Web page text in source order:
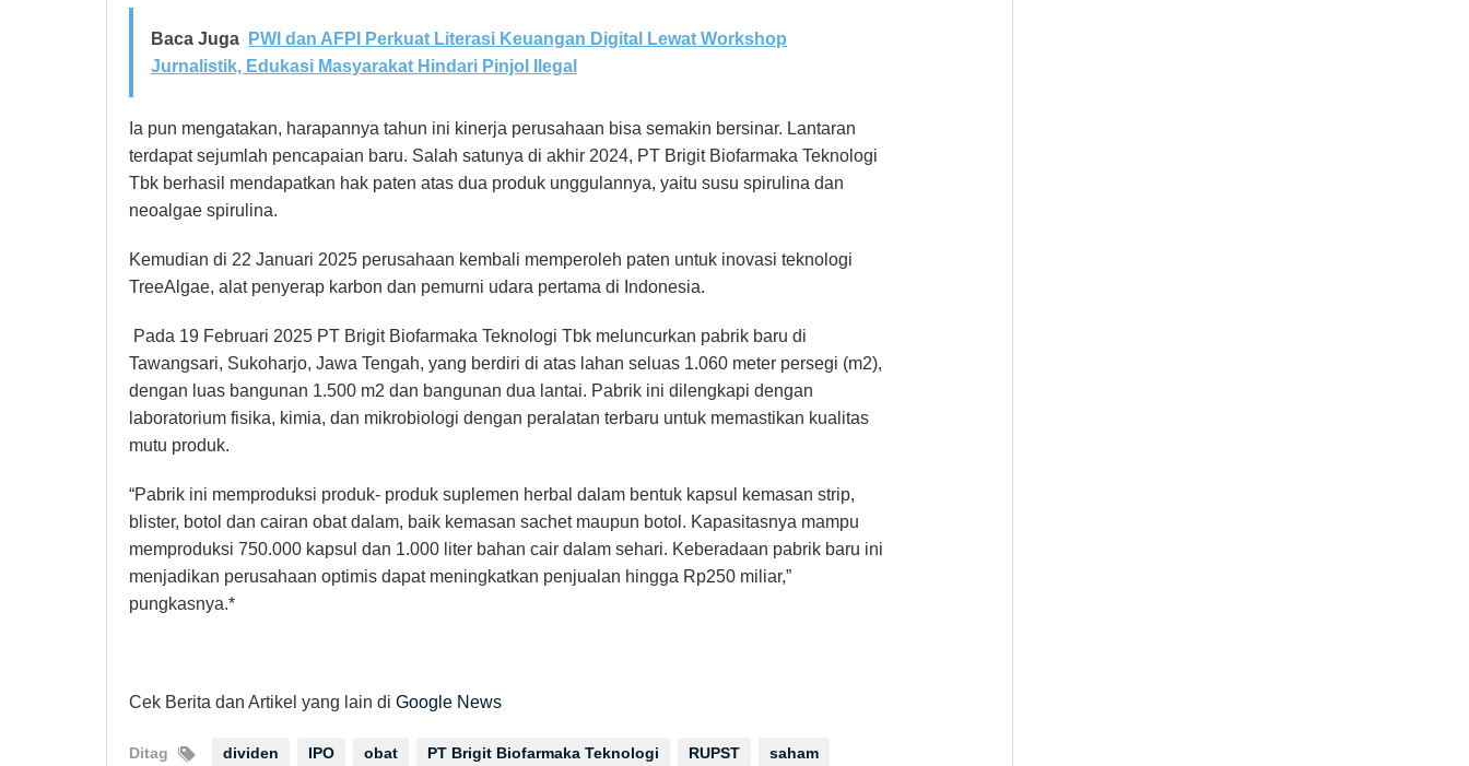
Baca Juga
PWI dan AFPI Perkuat Literasi Keuangan Digital Lewat Workshop
Jurnalistik, Edukasi Masyarakat Hindari Pinjol Ilegal
Ia pun mengatakan, harapannya tahun ini kinerja perusahaan bisa semakin bersinar. Lantaran
terdapat sejumlah pencapaian baru. Salah satunya di akhir 2024, PT Brigit Biofarmaka Teknologi
Tbk berhasil mendapatkan hak paten atas dua produk unggulannya, yaitu susu spirulina dan
neoalgae spirulina.
Kemudian di 22 Januari 2025 perusahaan kembali memperoleh paten untuk inovasi teknologi
TreeAlgae, alat penyerap karbon dan pemurni udara pertama di Indonesia.
Pada 19 Februari 2025 PT Brigit Biofarmaka Teknologi Tbk meluncurkan pabrik baru di
Tawangsari, Sukoharjo, Jawa Tengah, yang berdiri di atas lahan seluas 1.060 meter persegi (m2),
dengan luas bangunan 1.500 m2 dan bangunan dua lantai. Pabrik ini dilengkapi dengan
laboratorium fisika, kimia, dan mikrobiologi dengan peralatan terbaru untuk memastikan kualitas
mutu produk.
“Pabrik ini memproduksi produk- produk suplemen herbal dalam bentuk kapsul kemasan strip,
blister, botol dan cairan obat dalam, baik kemasan sachet maupun botol. Kapasitasnya mampu
memproduksi 750.000 kapsul dan 1.000 liter bahan cair dalam sehari. Keberadaan pabrik baru ini
menjadikan perusahaan optimis dapat meningkatkan penjualan hingga Rp250 miliar,”
pungkasnya.*
Cek Berita dan Artikel yang lain di Google News
Ditag dividen IPO obat PT Brigit Biofarmaka Teknologi RUPST saham